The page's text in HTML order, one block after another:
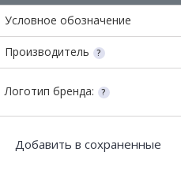
Условное обозначение
Производитель
Логотип бренда:
Добавить в сохраненные